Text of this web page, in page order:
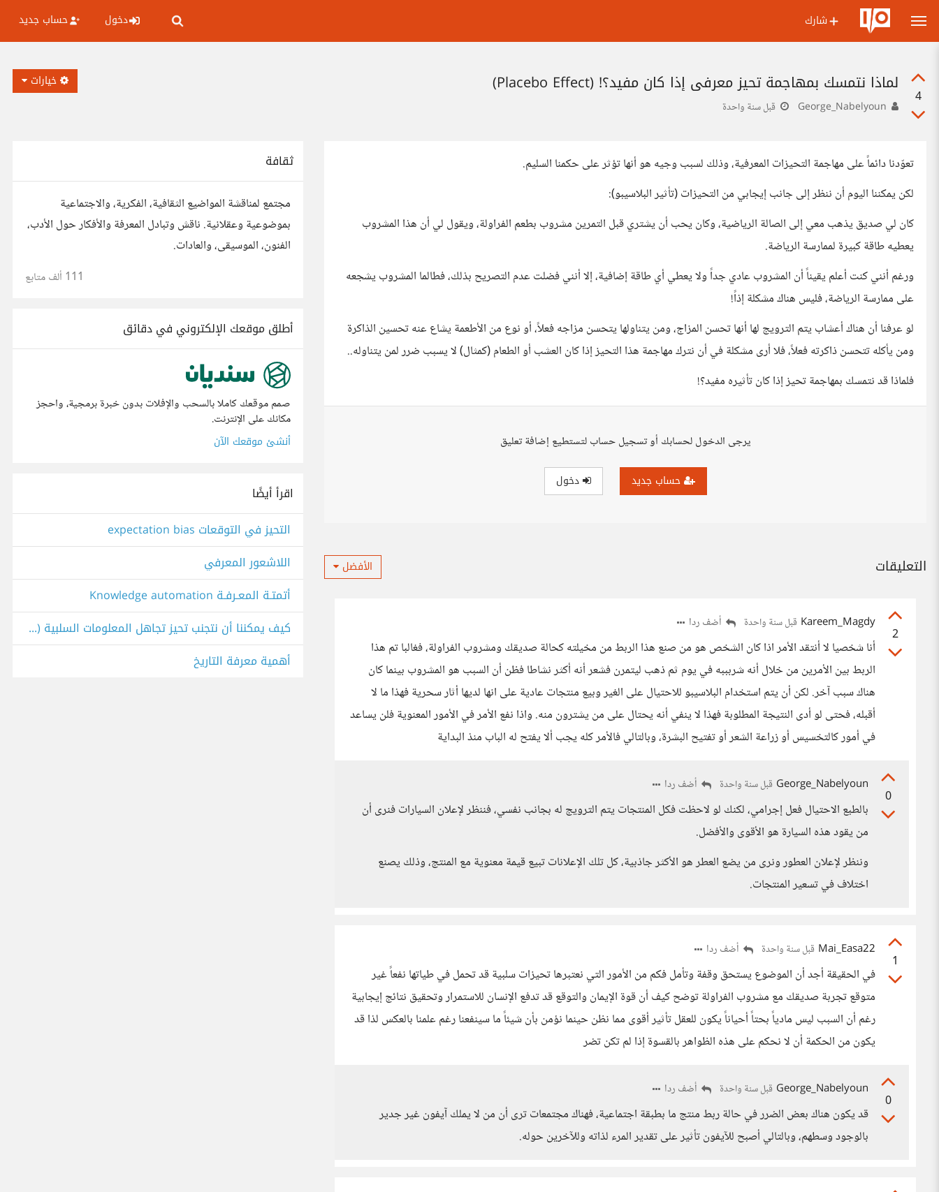
شارك دخول حساب جديد
4
لماذا نتمسك بمهاجمة تحيز معرفي إذا كان مفيد؟! (Placebo Effect)
قبل سنة واحدة
خيارات
تعوّدنا دائماً على مهاجمة التحيزات المعرفية، وذلك لسبب وجيه هو أنها تؤثر على حكمنا السليم.
لكن يمكننا اليوم أن ننظر إلى جانب إيجابي من التحيزات (تأثير البلاسيبو):
كان لي صديق يذهب معي إلى الصالة الرياضية، وكان يحب أن يشتري قبل التمرين مشروب بطعم الفراولة، ويقول لي أن هذا المشروب
يعطيه طاقة كبيرة لممارسة الرياضة.
ورغم أنني كنت أعلم يقيناً أن المشروب عادي جداً ولا يعطي أي طاقة إضافية، إلا أنني فضلت عدم التصريح بذلك، فطالما المشروب يشجعه
على ممارسة الرياضة، فليس هناك مشكلة إذاً!
لو عرفنا أن هناك أعشاب يتم الترويج لها أنها تحسن المزاج، ومن يتناولها يتحسن مزاجه فعلاً، أو نوع من الأطعمة يشاع عنه تحسين الذاكرة
ومن يأكله تتحسن ذاكرته فعلاً، فلا أرى مشكلة في أن نترك مهاجمة هذا التحيز إذا كان العشب أو الطعام (كمثال) لا يسبب ضرر لمن يتناوله..
فلماذا قد نتمسك بمهاجمة تحيز إذا كان تأثيره مفيد؟!
يرجى الدخول لحسابك أو تسجيل حساب لتستطيع إضافة تعليق
حساب جديد دخول
التعليقات الأفضل
2
Kareem_Magdy قبل سنة واحدة أضف ردا
أنا شخصيا لا أنتقد الأمر اذا كان الشخص هو من صنع هذا الربط من مخيلته كحالة صديقك ومشروب الفراولة، فغالبا تم هذا
الربط بين الأمرين من خلال أنه شربببه في يوم ثم ذهب ليتمرن فشعر أنه أكثر نشاطا فظن أن السبب هو المشروب بينما كان
هناك سبب آخر. لكن أن يتم استخدام البلاسيبو للاحتيال على الغير وبيع منتجات عادية على انها لديها أثار سحرية فهذا ما لا
أقبله، فحتى لو أدى النتيجة المطلوبة فهذا لا ينفي أنه يحتال على من يشترون منه. واذا نفع الأمر في الأمور المعنوية فلن يساعد
في أمور كالتخسيس أو زراعة الشعر أو تفتيح البشرة، وبالتالي فالأمر كله يجب ألا يفتح له الباب منذ البداية
0
George_Nabelyoun قبل سنة واحدة أضف ردا
بالطبع الاحتيال فعل إجرامي، لكنك لو لاحظت فكل المنتجات يتم الترويج له بجانب نفسي، فننظر لإعلان السيارات فنرى أن
من يقود هذه السيارة هو الأقوى والأفضل.
وننظر لإعلان العطور ونرى من يضع العطر هو الأكثر جاذبية، كل تلك الإعلانات تبيع قيمة معنوية مع المنتج، وذلك يصنع
اختلاف في تسعير المنتجات.
1
Mai_Easa22 قبل سنة واحدة أضف ردا
في الحقيقة أجد أن الموضوع يستحق وقفة وتأمل فكم من الأمور التي نعتبرها تحيزات سلبية قد تحمل في طياتها نفعاً غير
متوقع تجربة صديقك مع مشروب الفراولة توضح كيف أن قوة الإيمان والتوقع قد تدفع الإنسان للاستمرار وتحقيق نتائج إيجابية
رغم أن السبب ليس مادياً بحتاً أحياناً يكون للعقل تأثير أقوى مما نظن حينما نؤمن بأن شيئاً ما سينفعنا رغم علمنا بالعكس لذا قد
يكون من الحكمة أن لا نحكم على هذه الظواهر بالقسوة إذا لم تكن تضر
0
George_Nabelyoun قبل سنة واحدة أضف ردا
قد يكون هناك بعض الضرر في حالة ربط منتج ما بطبقة اجتماعية، فهناك مجتمعات ترى أن من لا يملك آيفون غير جدير
بالوجود وسطهم، وبالتالي أصبح للآيفون تأثير على تقدير المرء لذاته وللآخرين حوله.
ثقافة
مجتمع لمناقشة المواضيع الثقافية، الفكرية، والاجتماعية
بموضوعية وعقلانية. ناقش وتبادل المعرفة والأفكار حول الأدب،
الفنون، الموسيقى، والعادات.
111 ألف متابع
أطلق موقعك الإلكتروني في دقائق
صمم موقعك كاملا بالسحب والإفلات بدون خبرة برمجية، واحجز
مكانك على الإنترنت.
أنشئ موقعك الآن
اقرأ أيضًا
التحيز في التوقعات expectation bias
اللاشعور المعرفي
أتمتـة المعـرفـة Knowledge automation
كيف يمكننا أن نتجنب تحيز تجاهل المعلومات السلبية (تأثير النعامة) “ostrich effect” حتى لا يؤثر على قراراتنا؟
أهمية معرفة التاريخ